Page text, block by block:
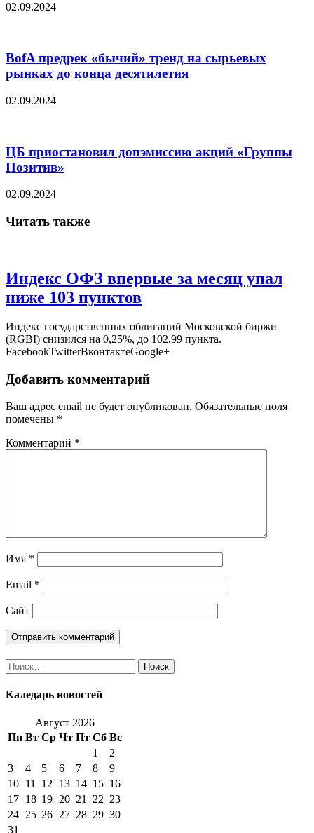
02.09.2024
BofA предрек «бычий» тренд на сырьевых
рынках до конца десятилетия
02.09.2024
ЦБ приостановил допэмиссию акций «Группы
Позитив»
02.09.2024
Читать также
Индекс ОФЗ впервые за месяц упал
ниже 103 пунктов
Индекс государственных облигаций Московской биржи
(RGBI) снизился на 0,25%, до 102,99 пункта.
FacebookTwitterВконтактеGoogle+
Добавить комментарий
Ваш адрес email не будет опубликован. Обязательные поля
помечены *
Комментарий *
Имя *
Email *
Сайт
Найти:
Каледарь новостей
Август 2026
Пн Вт Ср Чт Пт Сб Вс
1
2
3
4 5 6 7 8
9
10 11 12 13 14 15 16
17 18 19 20 21 22 23
24 25 26 27 28 29 30
31